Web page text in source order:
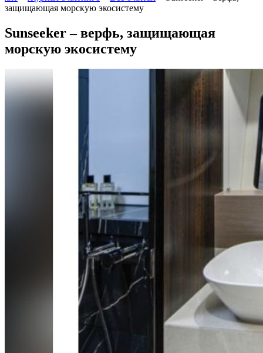
защищающая морскую экосистему
Sunseeker – верфь, защищающая
морскую экосистему